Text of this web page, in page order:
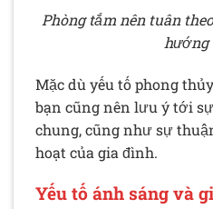
Phòng tắm nên tuân
hướng
Mặc dù yếu tố phong
bạn cũng nên lưu ý tới
chung, cũng như sự
hoạt của gia đình.
Yếu tố ánh sáng và